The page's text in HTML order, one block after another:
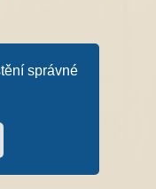
správné